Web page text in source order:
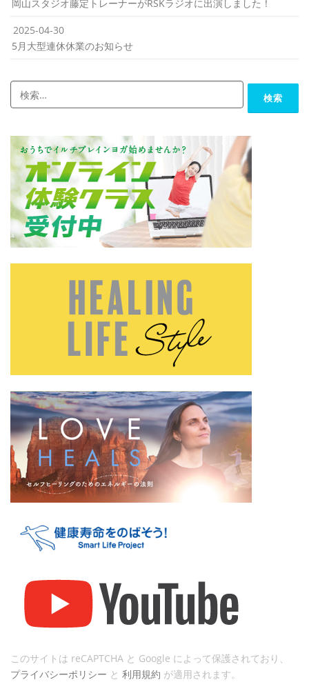
岡山スタジオ藤定トレーナーがRSKラジオに出演しました！
2025-04-30
5月大型連休休業のお知らせ
索:
このサイトは reCAPTCHA と Google によって保護されており、
プライバシーポリシー と 利用規約 が適用されます。